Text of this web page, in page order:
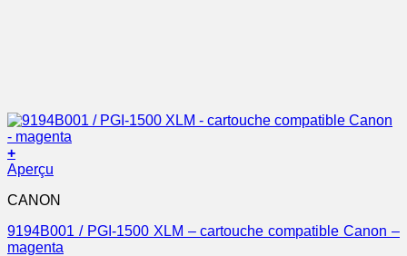
+
Aperçu
CANON
9194B001 / PGI-1500 XLM – cartouche compatible Canon –
magenta